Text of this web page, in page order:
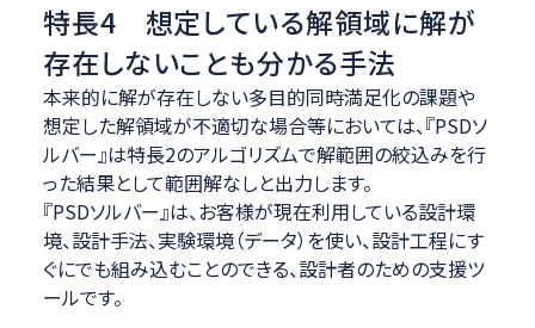
特長4 想定している解領域に解が
存在しないことも分かる手法
本来的に解が存在しない多目的同時満足化の課題や
想定した解領域が不適切な場合等においては、『PSDソ
ルバー』は特長2のアルゴリズムで解範囲の絞込みを行
った結果として範囲解なしと出力します。
『PSDソルバー』は、お客様が現在利用している設計環
境、設計手法、実験環境（データ）を使い、設計工程にす
ぐにでも組み込むことのできる、設計者のための支援ツ
ールです。